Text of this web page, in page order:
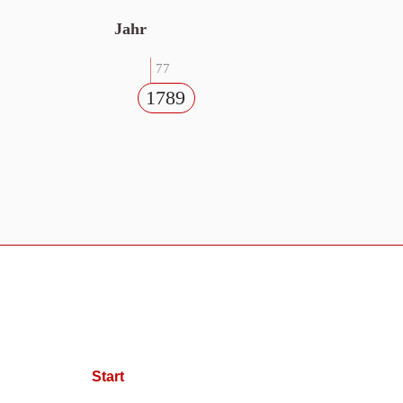
Jahr
77
1789
Start